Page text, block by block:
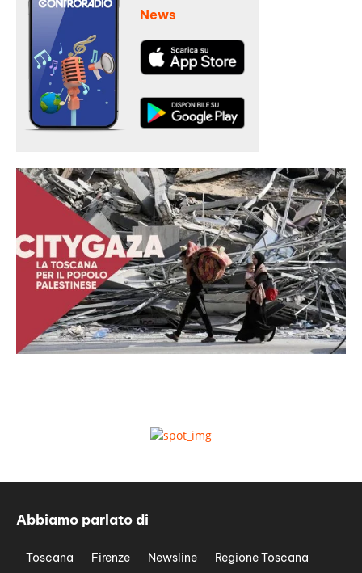
News
Abbiamo parlato di
Toscana Firenze Newsline
Regione Toscana